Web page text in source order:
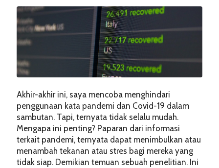
Akhir-akhir ini, saya mencoba menghindari
penggunaan kata pandemi dan Covid-19 dalam
sambutan. Tapi, ternyata tidak selalu mudah.
Mengapa ini penting? Paparan dari informasi
terkait pandemi, ternyata dapat menimbulkan atau
menambah tekanan atau stres bagi mereka yang
tidak siap. Demikian temuan sebuah penelitian. Ini